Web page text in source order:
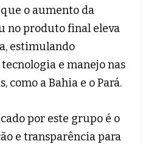
o aumento da
no produto final eleva
estimulando
e manejo nas
como a Bahia e o Pará.
por este grupo é o
e transparência para